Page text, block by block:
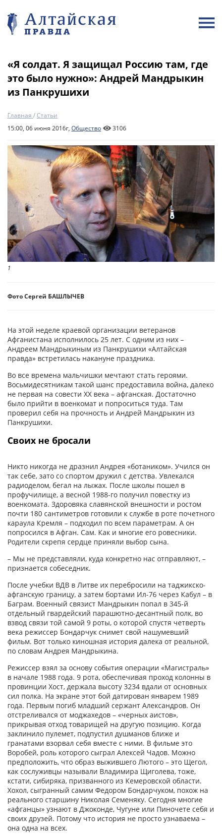
«Я солдат. Я защищал Россию там, где
это было нужно»: Андрей Мандрыкин
из Панкрушихи
Главная /Статьи
15:00, 06 июня 2016г, Общество 3106
1
Фото Сергей БАШЛЫЧЕВ
На этой неделе краевой организации ветеранов
Афганистана исполнилось 25 лет. С одним из них –
Андреем Мандрыкиным из Панкрушихи «Алтайская
правда» встретилась накануне праздника.
Во все времена мальчишки мечтают стать героями.
Восьмидесятникам такой шанс предоставила война, далеко
не первая на совести ХХ века – афганская. Достаточно
было прийти в военкомат и попроситься туда. Там
проверил себя на прочность и Андрей Мандрыкин из
Панкрушихи.
Своих не бросали
Никто никогда не дразнил Андрея «ботаником». Учился он
так себе, зато со спортом дружил с детства. Увлекался
радиоделом, бегал на лыжах. После школы пошел в
профучилище, а весной 1988-го получил повестку из
военкомата. Здоровяка славянской внешности и ростом
почти 180 сантиметров готовили к службе в роте почетного
караула Кремля – подходил по всем параметрам. А он
попросился в Афган. Сам. Как и многие его ровесники.
Родители скрепя сердце приняли выбор сына.
– Мы не представляли, куда конкретно нас отправляют, –
признается собеседник.
После учебки ВДВ в Литве их перебросили на таджикско-
афганскую границу, а затем бортами Ил-76 через Кабул – в
Баграм. Военный связист Мандрыкин попал в 345-й
отдельный гвардейский парашютно-десантный полк, во
взвод связи той самой 9 роты, о которой спустя четверть
века режиссер Бондарчук снимет свой нашумевший
фильм. Вот только киношная история далека от реальной,
по словам Андрея Мандрыкина.
Режиссер взял за основу события операции «Магистраль»
в начале 1988 года. 9 рота, обеспечивая проход колонны в
провинции Хост, держала высоту 3234 вдали от основных
сил полка. На экране этот бой датирован январем 1989
года. Первым погиб младший сержант Александров. Он
отстреливался от моджахедов – «черных аистов»,
прикрывая отход товарищей на другую позицию. Когда
заклинило пулемет, подпустил душманов ближе и
гранатами взорвал себя вместе с ними. В фильме это
Воробей, роль которого сыграл Алексей Чадов. Можно
предположить, что образ выжившего Лютого – это Щегол,
как сослуживцы называли Владимира Щиголева, тоже,
кстати, сибиряка, призванного из Кемеровской области.
Хохол, сыгранный самим Федором Бондарчуком, похож на
реального старшину Николая Семеняку. Сегодня многие
«афганцы» узнают в Джоконде, Чугуне или Пиночете себя и
своих друзей. Потому что история не просто узнаваема –
она одна на всех.